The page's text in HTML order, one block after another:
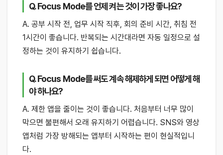
Q. Focus Mode를 언제 켜는 것이 가장 좋나요?
A. 공부 시작 전, 업무 시작 직후, 회의 준비 시간, 취침 전
1시간이 좋습니다. 반복되는 시간대라면 자동 일정으로 설
정하는 것이 유지하기 쉽습니다.
Q. Focus Mode를 써도 계속 해제하게 되면 어떻게 해
야 하나요?
A. 제한 앱을 줄이는 것이 좋습니다. 처음부터 너무 많이
막으면 불편해서 오래 유지하기 어렵습니다. SNS와 영상
앱처럼 가장 방해되는 앱부터 시작하는 편이 현실적입니
다.